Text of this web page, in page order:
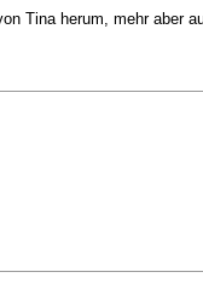
Tina herum, mehr aber